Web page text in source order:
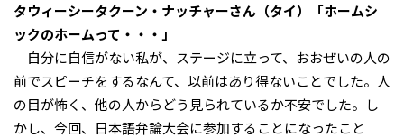
タウィーシータクーン・ナッチャーさん（タイ）
「ホームシ
ックのホームって・・・」
自分に自信がない私が、ステージに立って、おおぜいの人の
前でスピーチをするなんて、以前はあり得ないことでした。人
の目が怖く、他の人からどう見られているか不安でした。し
かし、今回、日本語弁論大会に参加することになったこと